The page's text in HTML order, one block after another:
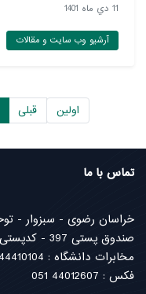
11 دي ماه 1401
آرشیو وب سایت و مقالات
اولین قبلی
تماس با ما
خراسان رضوی - سبزوار -
صندوق پستی 397 - کدپستی: 9617976487
مخابرات دانشگاه : 44410104 051
فکس : 44012607 051